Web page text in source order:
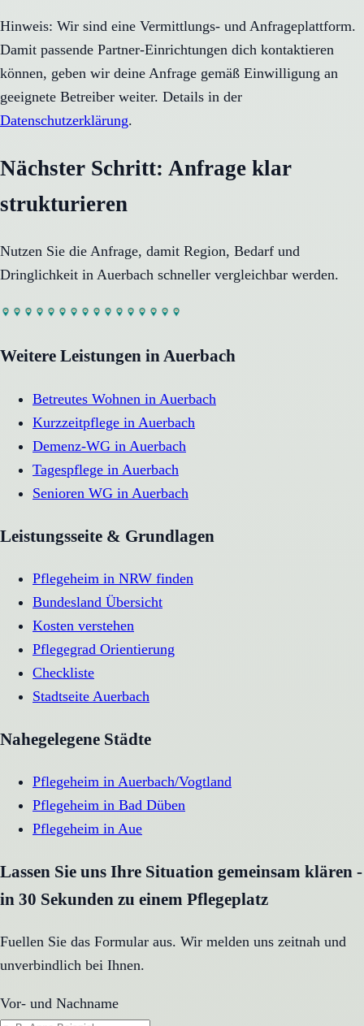
Hinweis: Wir sind eine Vermittlungs- und Anfrageplattform.
Damit passende Partner-Einrichtungen dich kontaktieren
können, geben wir deine Anfrage gemäß Einwilligung an
geeignete Betreiber weiter. Details in der
Datenschutzerklärung.
Nächster Schritt: Anfrage klar
strukturieren
Nutzen Sie die Anfrage, damit Region, Bedarf und
Dringlichkeit in Auerbach schneller vergleichbar werden.
Weitere Leistungen inAuerbach
Betreutes Wohnen in Auerbach
Kurzzeitpflege in Auerbach
Demenz-WG in Auerbach
Tagespflege in Auerbach
Senioren WG in Auerbach
Leistungsseite & Grundlagen
Pflegeheim in NRW finden
Bundesland Übersicht
Kosten verstehen
Pflegegrad Orientierung
Checkliste
Stadtseite Auerbach
Nahegelegene Städte
Pflegeheim in Auerbach/Vogtland
Pflegeheim in Bad Düben
Pflegeheim in Aue
Lassen Sie uns Ihre Situation gemeinsam klären -
in 30 Sekunden zu einem Pflegeplatz
Fuellen Sie das Formular aus. Wir melden uns zeitnah und
unverbindlich bei Ihnen.
Vor- und Nachname